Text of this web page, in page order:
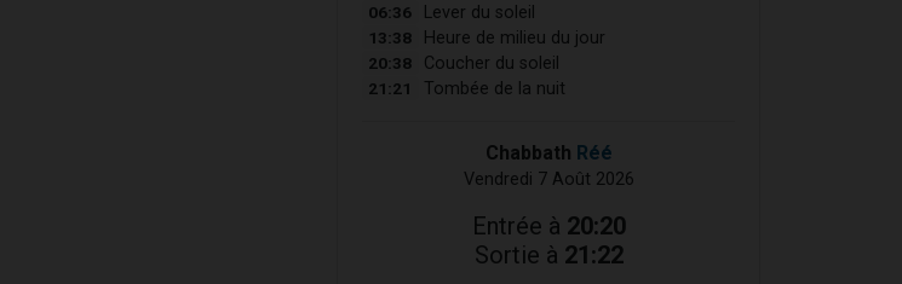
06:36 Lever du soleil
13:38 Heure de milieu du jour
20:38 Coucher du soleil
21:21 Tombée de la nuit
Chabbath Réé
Vendredi 7 Août 2026
Entrée à 20:20
Sortie à 21:22